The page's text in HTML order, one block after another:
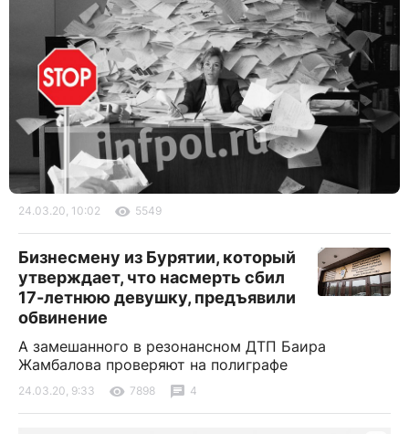
24.03.20, 10:02 5549
Бизнесмену из Бурятии, который
утверждает, что насмерть сбил
17-летнюю девушку, предъявили
обвинение
А замешанного в резонансном ДТП Баира
Жамбалова проверяют на полиграфе
24.03.20, 9:33 7898 4